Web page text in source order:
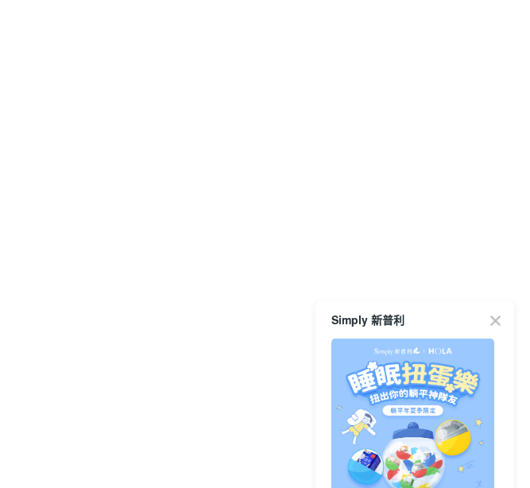
Simply 新普利